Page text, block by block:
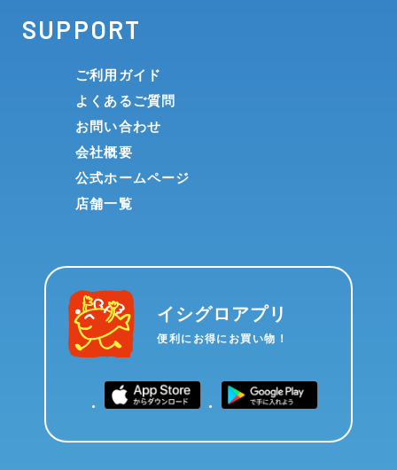
SUPPORT
ご利用ガイド
よくあるご質問
お問い合わせ
会社概要
公式ホームページ
店舗一覧
イシグロアプリ
便利にお得にお買い物！